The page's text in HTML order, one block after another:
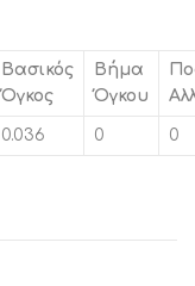
Βασικός
Όγκος
Βήμα
Όγκου
0.036 0 0